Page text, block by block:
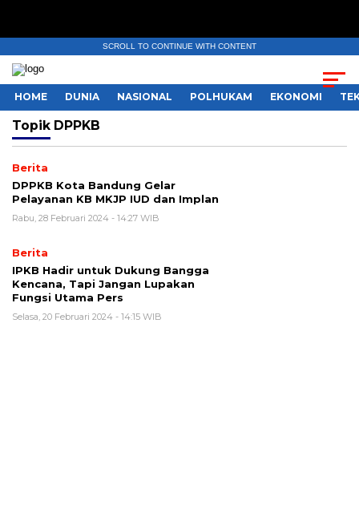
SCROLL TO CONTINUE WITH CONTENT
HOME DUNIA NASIONAL POLHUKAM EKONOMI
Topik DPPKB
Berita
DPPKB Kota Bandung Gelar
Pelayanan KB MKJP IUD dan Implan
Rabu, 28 Februari 2024 - 14:27 WIB
Berita
IPKB Hadir untuk Dukung Bangga
Kencana, Tapi Jangan Lupakan
Fungsi Utama Pers
Selasa, 20 Februari 2024 - 14:15 WIB